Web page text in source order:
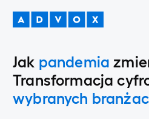
Jak pandemia
Transformacja
wybranych